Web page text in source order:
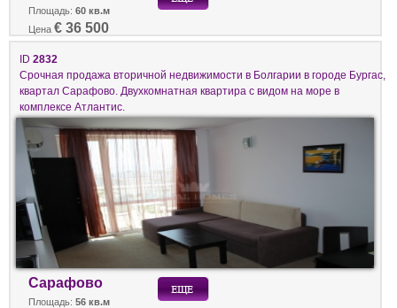
Площадь: 60 кв.м
Цена € 36 500
ID 2832
Срочная продажа вторичной недвижимости в Болгарии в городе Бургас,
квартал Сарафово. Двухкомнатная квартира с видом на море в
комплексе Атлантис.
Сарафово
Площадь: 56 кв.м